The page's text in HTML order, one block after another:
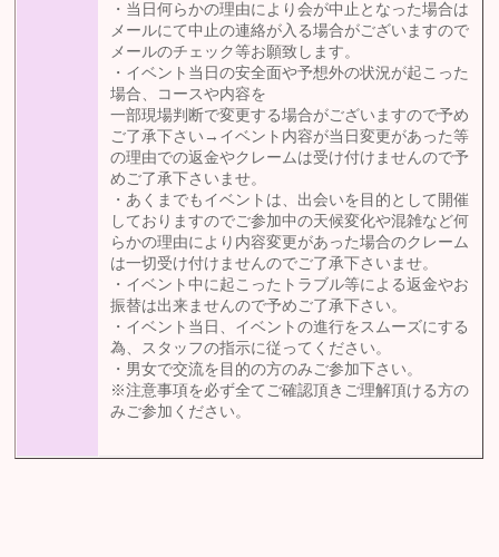
・当日何らかの理由により会が中止となった場合は
メールにて中止の連絡が入る場合がございますので
メールのチェック等お願致します。
・イベント当日の安全面や予想外の状況が起こった
場合、コースや内容を
一部現場判断で変更する場合がございますので予め
ご了承下さい→イベント内容が当日変更があった等
の理由での返金やクレームは受け付けませんので予
めご了承下さいませ。
・あくまでもイベントは、出会いを目的として開催
しておりますのでご参加中の天候変化や混雑など何
らかの理由により内容変更があった場合のクレーム
は一切受け付けませんのでご了承下さいませ。
・イベント中に起こったトラブル等による返金やお
振替は出来ませんので予めご了承下さい。
・イベント当日、イベントの進行をスムーズにする
為、スタッフの指示に従ってください。
・男女で交流を目的の方のみご参加下さい。
※注意事項を必ず全てご確認頂きご理解頂ける方の
みご参加ください。